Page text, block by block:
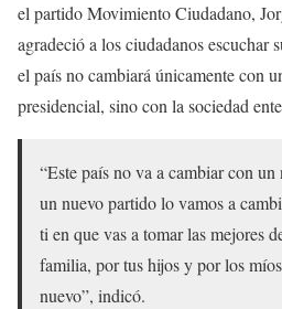
el partido Movimiento Ciudadano,
agradeció a los ciudadanos escuchar
el país no cambiará únicamente con
presidencial, sino con la sociedad
“Este país no va a cambiar con
un nuevo partido lo vamos a
ti en que vas a tomar las mejores
familia, por tus hijos y por los
nuevo”, indicó.